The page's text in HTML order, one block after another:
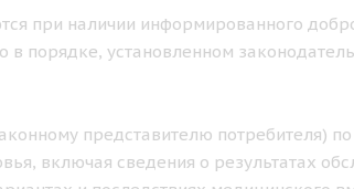
при наличии информированного
в порядке, установленном
представителю потребителя)
включая сведения о результатах